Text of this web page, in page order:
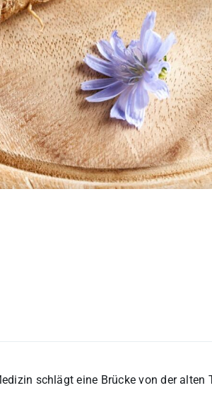
schlägt eine Brücke von der alten